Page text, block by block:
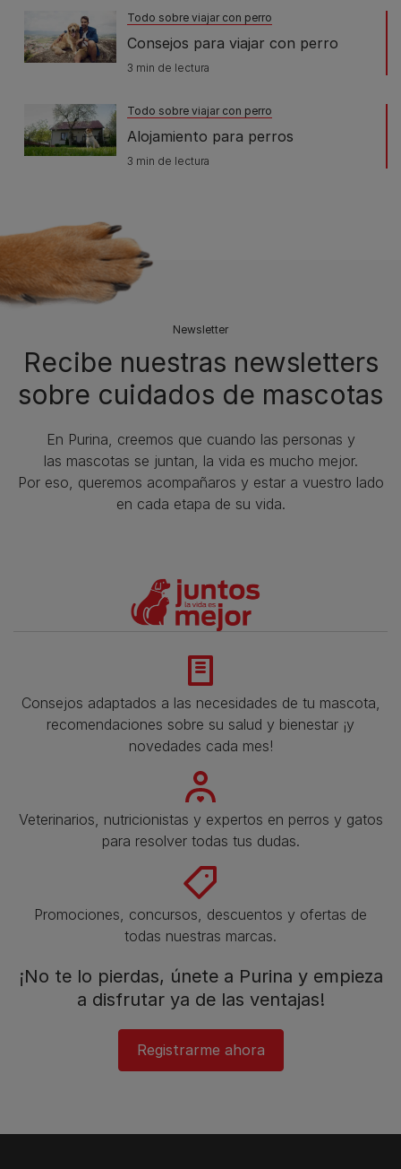
Todo sobre viajar con perro
Consejos para viajar con perro
3 min de lectura
Todo sobre viajar con perro
Alojamiento para perros
3 min de lectura
Newsletter
Recibe nuestras newsletters
sobre cuidados de mascotas​
En Purina, creemos que cuando las personas y
las mascotas se juntan, la vida es mucho mejor.
Por eso, queremos acompañaros y estar a vuestro lado
en cada etapa de su vida.​
Consejos adaptados a las necesidades de tu mascota,
recomendaciones sobre su salud y bienestar ¡y
novedades cada mes!
Veterinarios, nutricionistas y expertos en perros y gatos
para resolver todas tus dudas.​
Promociones, concursos, descuentos y ofertas de
todas nuestras marcas.​
¡No te lo pierdas, únete a Purina y empieza
a disfrutar ya de las ventajas!​
Registrarme ahora